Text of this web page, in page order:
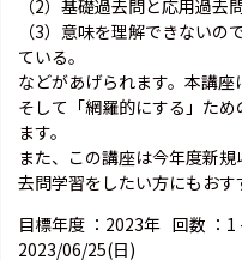
（2）基礎過去問と応用過去
（3）意味を理解できない
ている。
などがあげられます。本講座
そして「網羅的にする」た
ます。
また、この講座は今年度新
去問学習をしたい方にもおす
目標年度 ： 2023年 回数 ： 1
2023/06/25(日)